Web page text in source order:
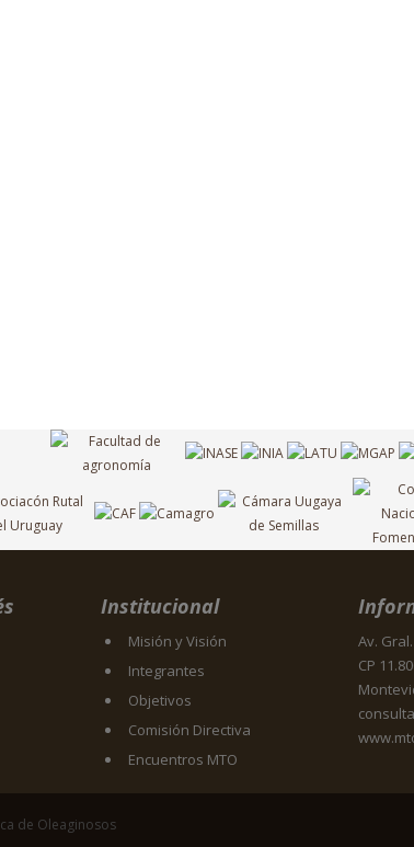
Institucional
Misión y Visión
Integrantes
Objetivos
Comisión Directiva
Encuentros MTO
Av.
CP
de Oleaginosos